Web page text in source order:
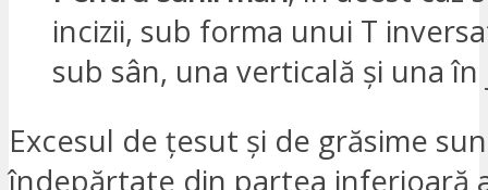
incizii, sub forma unui T
sub sân, una verticală și una
Excesul de țesut și de grăsime
îndepărtate din partea inferioară